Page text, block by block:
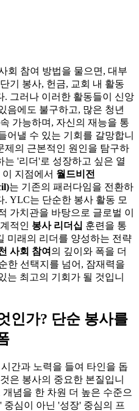
회 참여 방법을 물으면, 대부
기 봉사, 헌금, 교회 내 활동
. 그러나 이러한 활동들이 신앙
음에도 불구하고, 많은 청년
가능하며, 자신의 재능을 통
어낼 수 있는 기회를 갈망합니
제의 근본적인 원인을 탐구하
는 '리더'로 성장하고 싶은 열
지점에서 월드비전
는 기존의 패러다임을 전환하
YLC는 단순한 봉사 활동 모
가치관을 바탕으로 글로벌 이
적인 봉사 리더십 훈련을 통
미래의 리더를 양성하는 전략
사회 참여 의 깊이와 폭을 더
한 선택지를 넘어, 잠재력을
는 최고의 기회가 될 것입니
인가? 단순 봉사를
간과 노력을 들여 타인을 돕
은 봉사의 중요한 본질입니
념을 한 차원 더 높은 수준으
심이 아닌 '성장' 중심의 프